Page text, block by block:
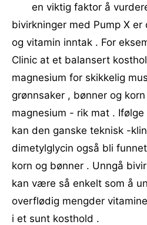
en viktig faktor å
bivirkninger med Pump X
og vitamin inntak . For
Clinic at et balansert
magnesium for skikkelig
grønnsaker , bønner og
magnesium - rik mat .
kan den ganske teknisk -
dimetylglycin også bli
korn og bønner . Unngå
kan være så enkelt som å
overflødig mengder
i et sunt kosthold .